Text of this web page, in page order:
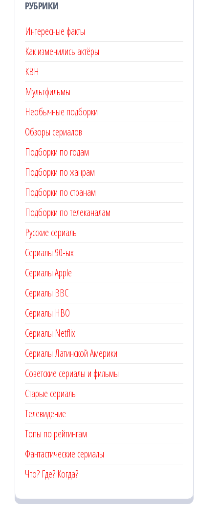
РУБРИКИ
Интересные факты
Как изменились актёры
КВН
Мультфильмы
Необычные подборки
Обзоры сериалов
Подборки по годам
Подборки по жанрам
Подборки по странам
Подборки по телеканалам
Русские сериалы
Сериалы 90-ых
Сериалы Apple
Сериалы BBC
Сериалы HBO
Сериалы Netflix
Сериалы Латинской Америки
Советские сериалы и фильмы
Старые сериалы
Телевидение
Топы по рейтингам
Фантастические сериалы
Что? Где? Когда?